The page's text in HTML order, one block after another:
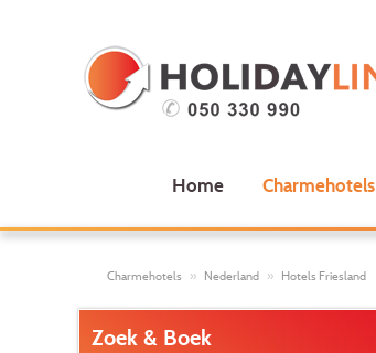
Home Charmehotels
Charmehotels Nederland Hotels Friesland
Zoek & Boek